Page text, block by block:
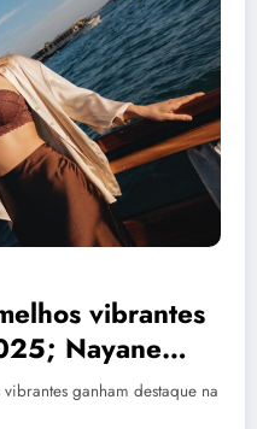
vibrantes
Nayane
a moda íntima
ganham destaque na